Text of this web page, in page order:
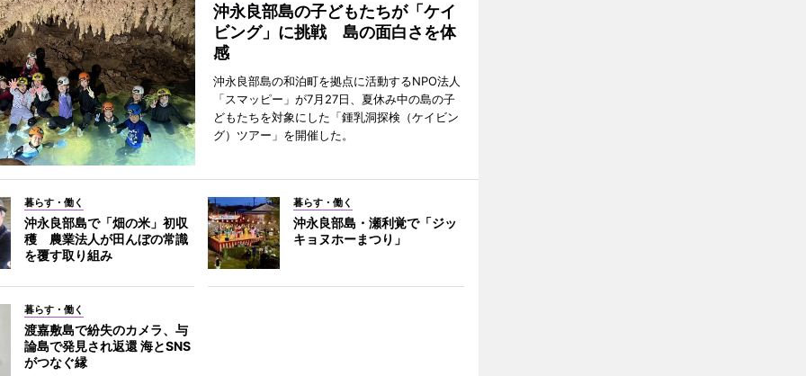
沖永良部島の子どもたちが「ケイ
ビング」に挑戦 島の面白さを体
感
沖永良部島の和泊町を拠点に活動するNPO法人
「スマッピー」が7月27日、夏休み中の島の子
どもたちを対象にした「鍾乳洞探検（ケイビン
グ）ツアー」を開催した。
暮らす・働く
沖永良部島で「畑の米」初収
穫 農業法人が田んぼの常識
を覆す取り組み
暮らす・働く
沖永良部島・瀬利覚で「ジッ
キョヌホーまつり」
暮らす・働く
渡嘉敷島で紛失のカメラ、与
論島で発見され返還 海とSNS
がつなぐ縁